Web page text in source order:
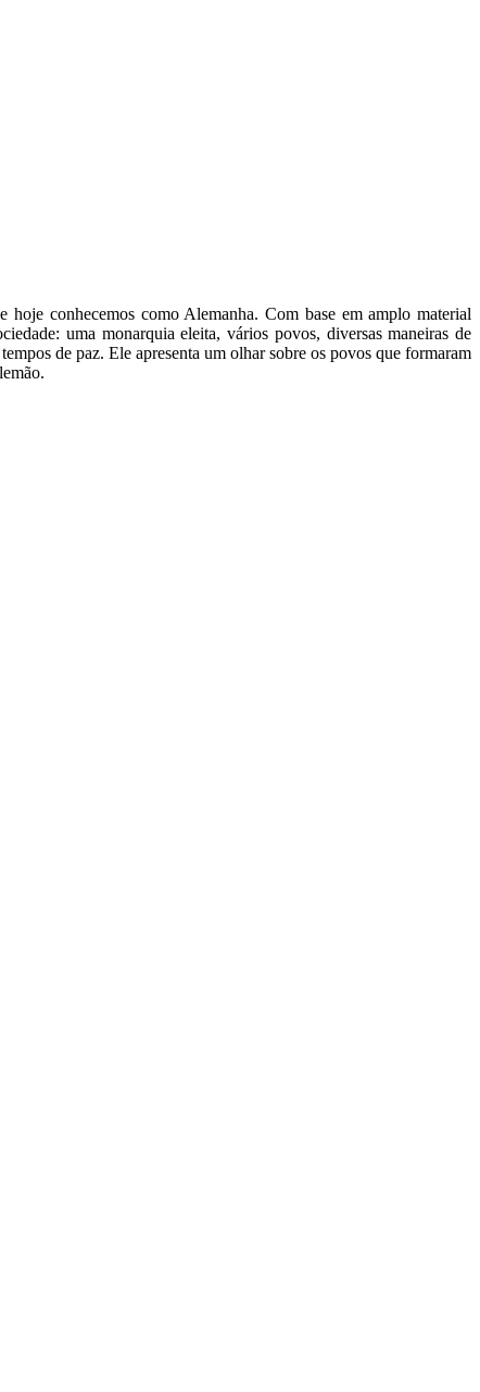
conhecemos como Alemanha. Com base em amplo material
uma monarquia eleita, vários povos, diversas maneiras de
de paz. Ele apresenta um olhar sobre os povos que formaram